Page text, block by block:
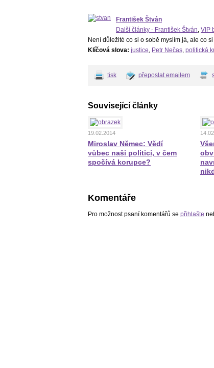
František Štván
Další články - František Štván VIP
Není důležité co si o sobě myslím já, ale co si
Klíčová slova: justice Petr Nečas politická
tisk přeposlat emailem
Související články
19.02.2014
Miroslav Němec: Vědí
vůbec naši politici, v čem
spočívá korupce?
Komentáře
Pro možnost psaní komentářů se přihlašte